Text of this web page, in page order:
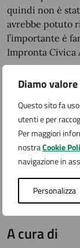
Diamo
Questo sito fa
utenti e per
Per maggiori
nostraCookie
navigazione in
Personalizza
quindi non è
avrebbe potuto
l’importante è
Impronta Civica
C.S.
A cura di